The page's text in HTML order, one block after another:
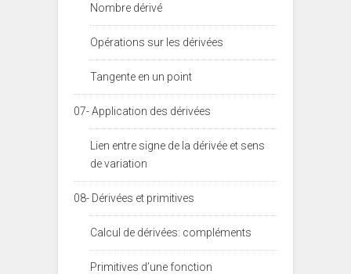
Nombre dérivé
Opérations sur les dérivées
Tangente en un point
07- Application des dérivées
Lien entre signe de la dérivée et sens
de variation
08- Dérivées et primitives
Calcul de dérivées: compléments
Primitives d’une fonction